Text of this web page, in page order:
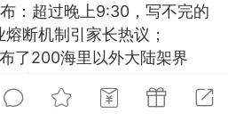
小白脸！一、项
仪器）× 草本
产品）这是一套
：超过晚上9:30，写不完的
断机制引家长热议；
了200海里以外大陆架界
海洋法公约》的缔约国，